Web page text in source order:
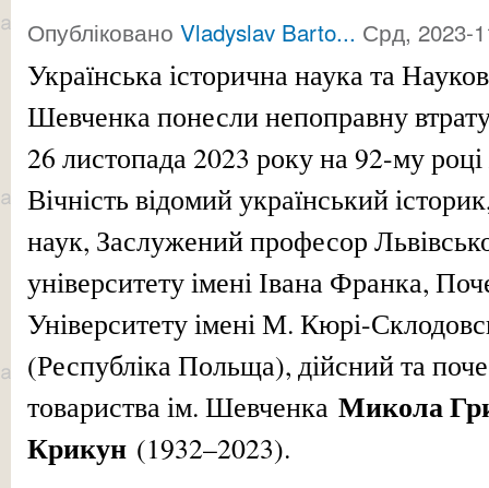
Опубліковано Vladyslav Barto... Срд, 2023-
Українська історична наука та
Шевченка понесли непоправну
26 листопада 2023 року на 92-му
Вічність відомий український
наук, Заслужений професор
університету імені Івана Франка,
Університету імені М. Кюрі-
(Республіка Польща), дійсний та
товариства ім. Шевченка Микола
Крикун (1932–2023).